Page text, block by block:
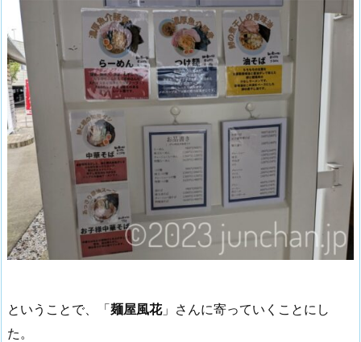
ということで、「麺屋風花」さんに寄っていくことにし
た。